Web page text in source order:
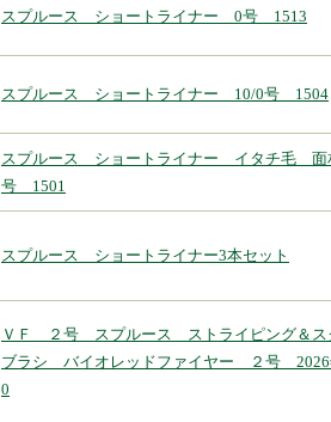
スプルース ショートライナー 0号 1513
スプルース ショートライナー 10/0号 1504
スプルース ショートライナー イタチ毛
号 1501
スプルース ショートライナー3本セット
ＶＦ ２号 スプルース ストライピング＆ス
ブラシ バイオレッドファイヤー ２号
0